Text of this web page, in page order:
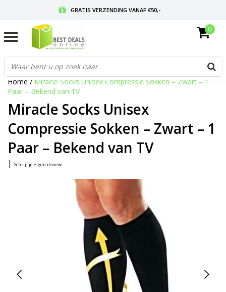
GRATIS VERZENDING VANAF €50,-
GRATIS RETOURNEREN EN 30 DAGEN BEDENKTIJD
0
Home/Miracle Socks Unisex Compressie Sokken – Zwart – 1
Paar – Bekend van TV
Miracle Socks Unisex
Compressie Sokken – Zwart – 1
Paar – Bekend van TV
| Schrijf je eigen review